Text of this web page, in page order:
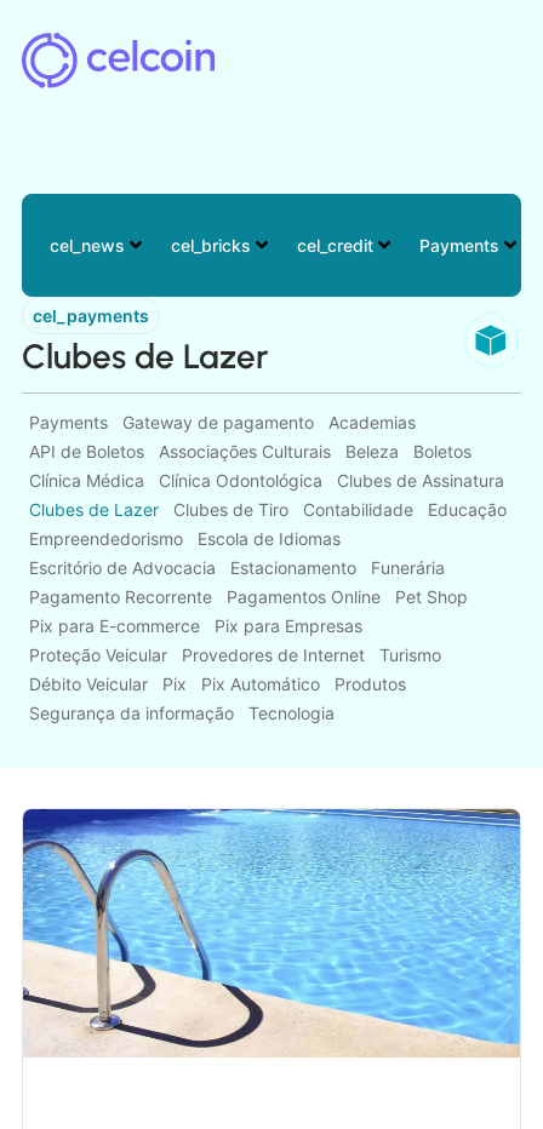
cel_news cel_bricks cel_credit Payments
cel_payments
Clubes de Lazer
Payments Gateway de pagamento
Academias
API de Boletos
Associações Culturais Beleza
Boletos
Clínica Médica
Clínica Odontológica
Clubes de Assinatura
Clubes de Lazer
Clubes de Tiro Contabilidade
Educação
Empreendedorismo
Escola de Idiomas
Escritório de Advocacia
Estacionamento
Funerária
Pagamento Recorrente
Pagamentos Online
Pet Shop
Pix para E-commerce
Pix para Empresas
Proteção Veicular
Provedores de Internet
Turismo
Débito Veicular
Pix Pix Automático
Produtos
Segurança da informação
Tecnologia